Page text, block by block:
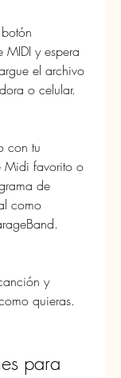
MIDI y espera
el archivo
o celular.
con tu
Midi favorito o
de
como
y
quieras.
para